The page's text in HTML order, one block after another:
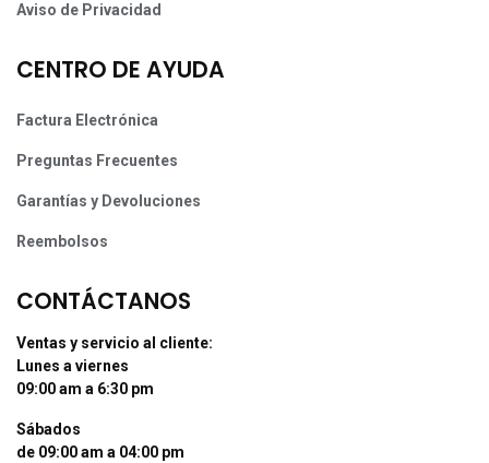
Aviso de Privacidad
CENTRO DE AYUDA
Factura Electrónica
Preguntas Frecuentes
Garantías y Devoluciones
Reembolsos
CONTÁCTANOS
Ventas y servicio al cliente:
Lunes a viernes
09:00 am a 6:30 pm
Sábados
de 09:00 am a 04:00 pm